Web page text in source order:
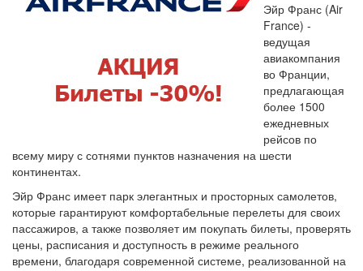
Эйр Франс (Air
France) -
ведущая
авиакомпания
во Франции,
предлагающая
более 1500
ежедневных
рейсов по
всему миру с сотнями пунктов назначения на шести
континентах.
Эйр Франс имеет парк элегантных и просторных самолетов,
которые гарантируют комфортабельные перелеты для своих
пассажиров, а также позволяет им покупать билеты, проверять
цены, расписания и доступность в режиме реального
времени, благодаря современной системе, реализованной на